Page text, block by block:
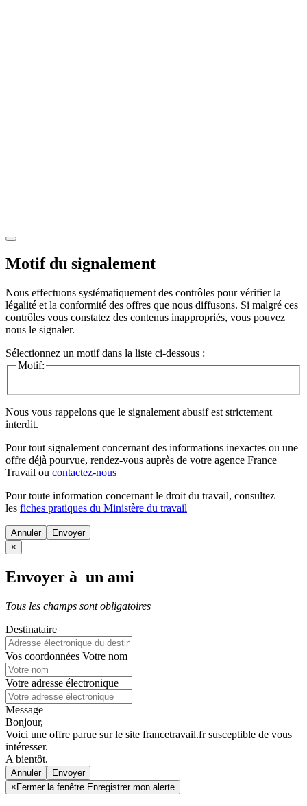
Motif du signalement
Nous effectuons systématiquement des contrôles pour vérifier la
légalité et la conformité des offres que nous diffusons. Si malgré ces
contrôles vous constatez des contenus inappropriés, vous pouvez
nous le signaler.
Sélectionnez un motif dans la liste ci-dessous :
Motif:
Nous vous rappelons que le signalement abusif est strictement
interdit.
Pour tout signalement concernant des informations inexactes ou une
offre déjà pourvue, rendez-vous auprès de votre agence France
Travail ou contactez-nous
Pour toute information concernant le droit du travail, consultez
les fiches pratiques du Ministère du travail
Annuler
×
Envoyer à un ami
Tous les champs sont obligatoires
Destinataire
Vos coordonnées Votre nom
Votre adresse électronique
Message
Bonjour,
Voici une offre parue sur le site francetravail.fr susceptible de vous
intéresser.
A bientôt.
Annuler
× Fermer la fenêtre Enregistrer mon alerte